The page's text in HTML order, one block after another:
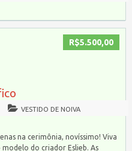
R$5.500,00
VESTIDO DE NOIVA
na cerimônia, novíssimo! Viva
do criador Eslieb. As